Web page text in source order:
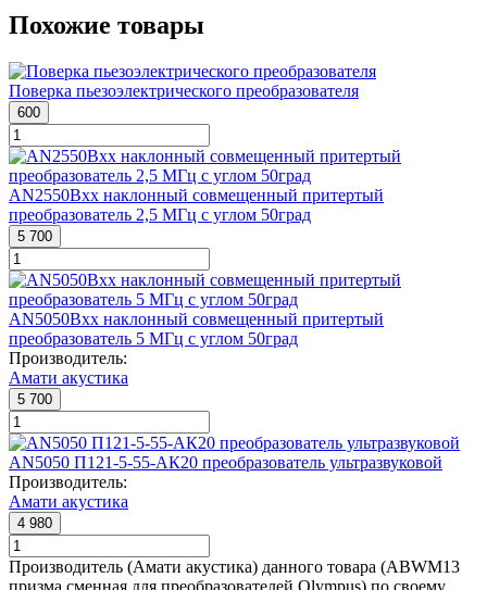
Похожие товары
Поверка пьезоэлектрического преобразователя
600
AN2550Bxx наклонный совмещенный притертый
преобразователь 2,5 МГц с углом 50град
5 700
AN5050Bxx наклонный совмещенный притертый
преобразователь 5 МГц с углом 50град
Производитель:
Амати акустика
5 700
AN5050 П121-5-55-АК20 преобразователь ультразвуковой
Производитель:
Амати акустика
4 980
Производитель (Амати акустика) данного товара (ABWM13
призма сменная для преобразователей Olympus) по своему